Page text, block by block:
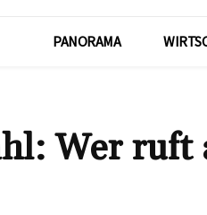
PANORAMA
Wer ruft